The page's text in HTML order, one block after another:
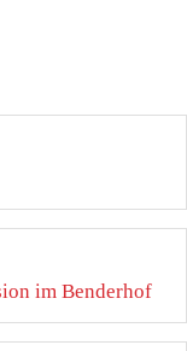
im Benderhof